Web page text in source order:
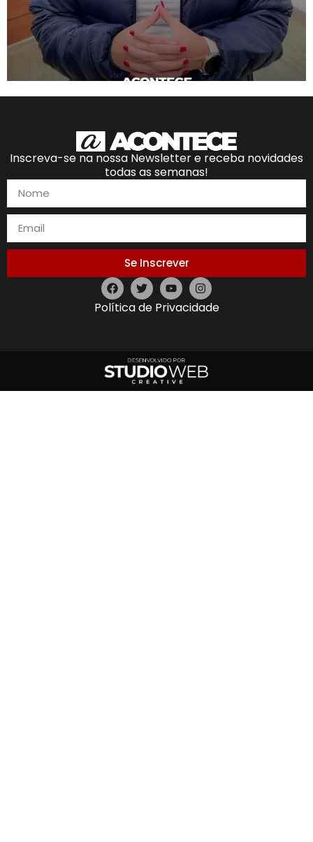
Inscreva-se na nossa Newsletter e receba novidades
todas as semanas!
Se Inscrever
Política de Privacidade